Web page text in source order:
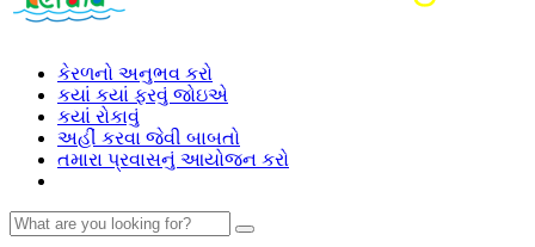
કેરળનો અનુભવ કરો
કયાં કયાં ફરવું જોઇએ
કયાં રોકાવું
અહીં કરવા જેવી બાબતો
તમારા પ્રવાસનું આયોજન કરો